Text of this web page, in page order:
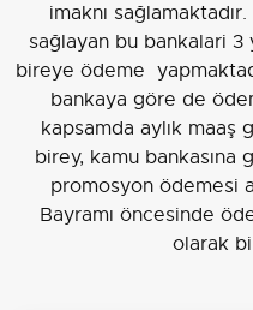
imaknı
sağlayan bu bankalari 3
bireye ödeme
bankaya göre de
kapsamda aylık maaş
birey, kamu bankasına
promosyon ödemesi
Bayramı öncesinde
olarak